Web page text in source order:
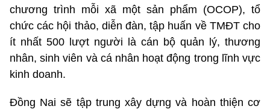
chương trình mỗi xã một sản phẩm (OCOP), tổ
chức các hội thảo, diễn đàn, tập huấn về TMĐT cho
ít nhất 500 lượt người là cán bộ quản lý, thương
nhân, sinh viên và cá nhân hoạt động trong lĩnh vực
kinh doanh.
Đồng Nai sẽ tập trung xây dựng và hoàn thiện cơ